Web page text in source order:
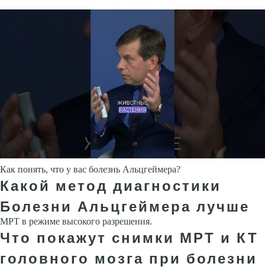
Как понять, что у вас болезнь Альцгеймера?
Какой метод диагностики
Болезни Альцгеймера лучше
МРТ в режиме высокого разрешения.
Что покажут снимки МРТ и КТ
головного мозга при болезни